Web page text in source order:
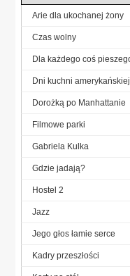
Arie dla ukochanej żony
Czas wolny
Dla każdego coś
Dni kuchni amerykańskiej
Dorożką po Manhattanie
Filmowe parki
Gabriela Kulka
Gdzie jadają?
Hostel 2
Jazz
Jego głos łamie serce
Kadry przeszłości